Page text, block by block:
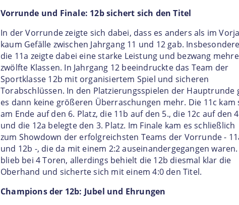
Vorrunde und Finale: 12b sichert sich den Titel
In der Vorrunde zeigte sich dabei, dass es anders als im
kaum Gefälle zwischen Jahrgang 11 und 12 gab. Insbesondere
die 11a zeigte dabei eine starke Leistung und bezwang
zwölfte Klassen. In Jahrgang 12 beeindruckte das Team der
Sportklasse 12b mit organisiertem Spiel und sicheren
Torabschlüssen. In den Platzierungsspielen der Hauptrunde
es dann keine größeren Überraschungen mehr. Die 11c kam
am Ende auf den 6. Platz, die 11b auf den 5., die 12c auf den
und die 12a belegte den 3. Platz. Im Finale kam es schließlich
zum Showdown der erfolgreichsten Teams der Vorrunde -
und 12b -, die da mit einem 2:2 auseinandergegangen waren.
blieb bei 4 Toren, allerdings behielt die 12b diesmal klar die
Oberhand und sicherte sich mit einem 4:0 den Titel.
Champions der 12b: Jubel und Ehrungen